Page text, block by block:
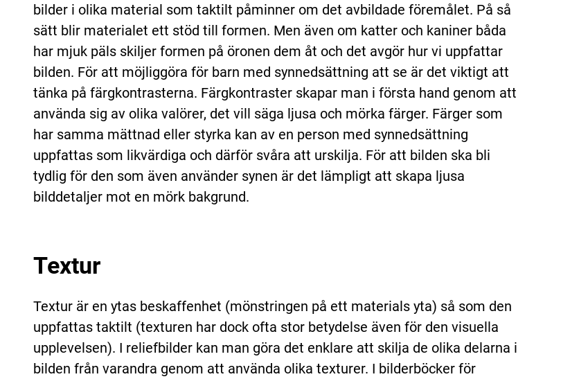
bilder i olika material som taktilt påminner om det avbildade föremålet. På så
sätt blir materialet ett stöd till formen. Men även om katter och kaniner båda
har mjuk päls skiljer formen på öronen dem åt och det avgör hur vi uppfattar
bilden. För att möjliggöra för barn med synnedsättning att se är det viktigt att
tänka på färgkontrasterna. Färgkontraster skapar man i första hand genom att
använda sig av olika valörer, det vill säga ljusa och mörka färger. Färger som
har samma mättnad eller styrka kan av en person med synnedsättning
uppfattas som likvärdiga och därför svåra att urskilja. För att bilden ska bli
tydlig för den som även använder synen är det lämpligt att skapa ljusa
bilddetaljer mot en mörk bakgrund.
Textur
Textur är en ytas beskaffenhet (mönstringen på ett materials yta) så som den
uppfattas taktilt (texturen har dock ofta stor betydelse även för den visuella
upplevelsen). I reliefbilder kan man göra det enklare att skilja de olika delarna i
bilden från varandra genom att använda olika texturer. I bilderböcker för